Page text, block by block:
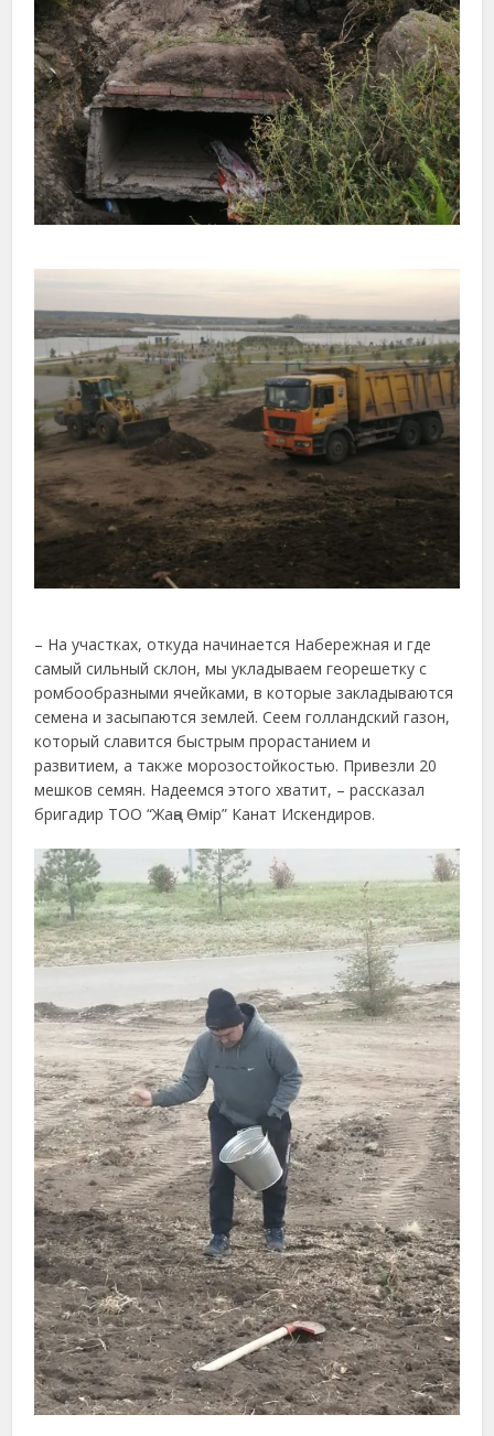
– На участках, откуда начинается Набережная и где
самый сильный склон, мы укладываем георешетку с
ромбообразными ячейками, в которые закладываются
семена и засыпаются землей. Сеем голландский газон,
который славится быстрым прорастанием и
развитием, а также морозостойкостью. Привезли 20
мешков семян. Надеемся этого хватит, – рассказал
бригадир ТОО “Жаңа Өмір” Канат Искендиров.